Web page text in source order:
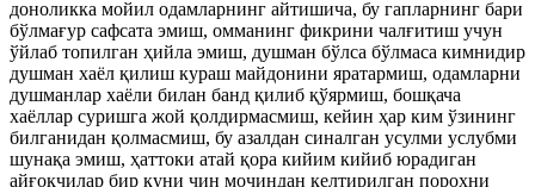
доноликка мойил одамларнинг айтишича, бу гапларнинг бари
бўлмағур сафсата эмиш, омманинг фикрини чалғитиш учун
ўйлаб топилган ҳийла эмиш, душман бўлса бўлмаса кимнидир
душман хаёл қилиш кураш майдонини яратармиш, одамларни
душманлар хаёли билан банд қилиб қўярмиш, бошқача
хаёллар суришга жой қолдирмасмиш, кейин ҳар ким ўзининг
билганидан қолмасмиш, бу азалдан синалган усулми услубми
шунақа эмиш, ҳаттоки атай қора кийим кийиб юрадиган
айғоқчилар бир куни чин мочиндан келтирилган порохни